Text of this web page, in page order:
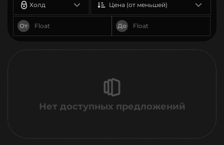
Холд
От До
Цена (от меньшей)
Нет доступных предложений